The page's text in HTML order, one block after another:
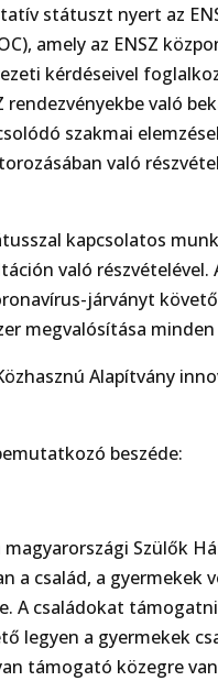
státuszt nyert az
amely az ENSZ
kérdéseivel
való
szakmai
való
kapcsolatos
való részvételével.
járványt
megvalósítása
Alapítvány
beszéde:
Szülők
a család, a gyermekek
A családokat
legyen a gyermekek
támogató közegre